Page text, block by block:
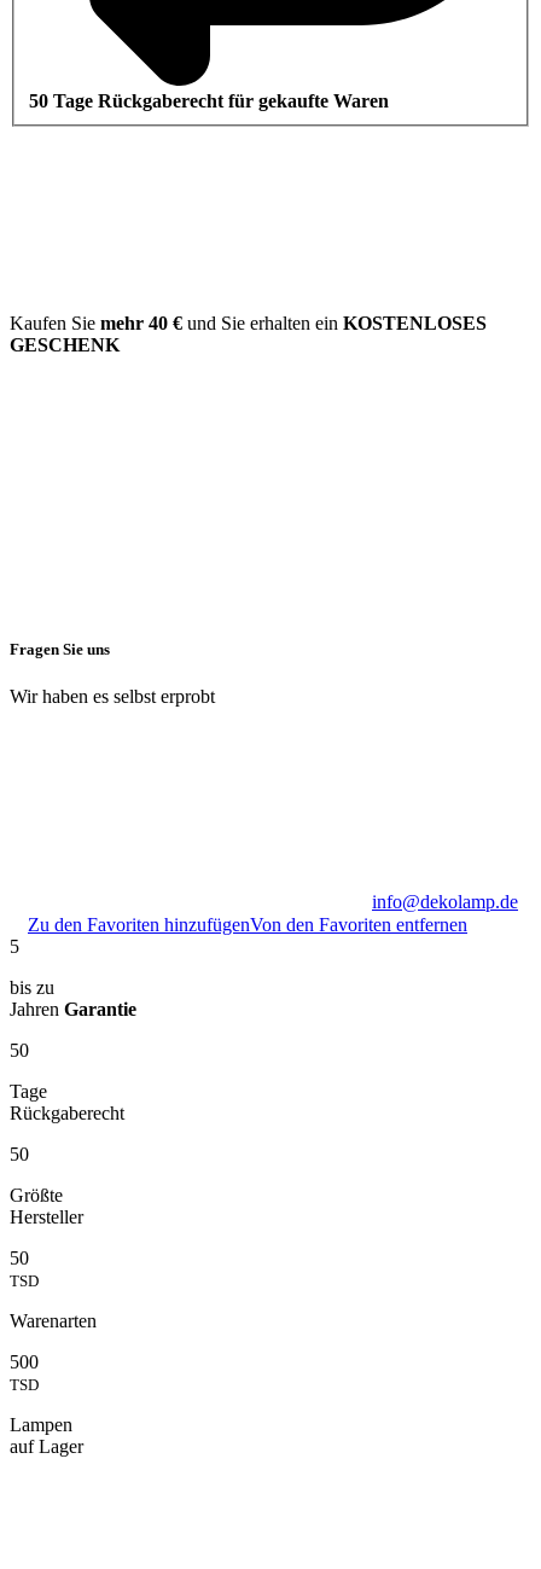
50 Tage Rückgaberecht für gekaufte Waren
Kaufen Sie mehr 40 € und Sie erhalten ein KOSTENLOSES
GESCHENK
Fragen Sie uns
Wir haben es selbst erprobt
info@dekolamp.de
Zu den Favoriten hinzufügenVon den Favoriten entfernen
5
bis zu
Jahren Garantie
50
Tage
Rückgaberecht
50
Größte
Hersteller
50
TSD
Warenarten
500
TSD
Lampen
auf Lager